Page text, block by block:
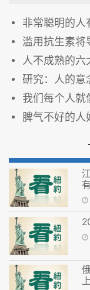
非常聪明的人
滥用抗生素将
人不成熟的六
研究：人的意
我们每个人就像
脾气不好的人
上